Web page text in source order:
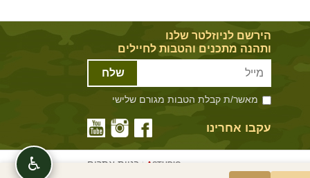
הירשם לניוזלטר שלנו
ותהנה מתכנים והטבות לחיילים
שלח
מאשר/ת קבלת הטבות מגורם שלישי
עקבו אחרינו
ASTUDIO
| בניית אתרים ♿